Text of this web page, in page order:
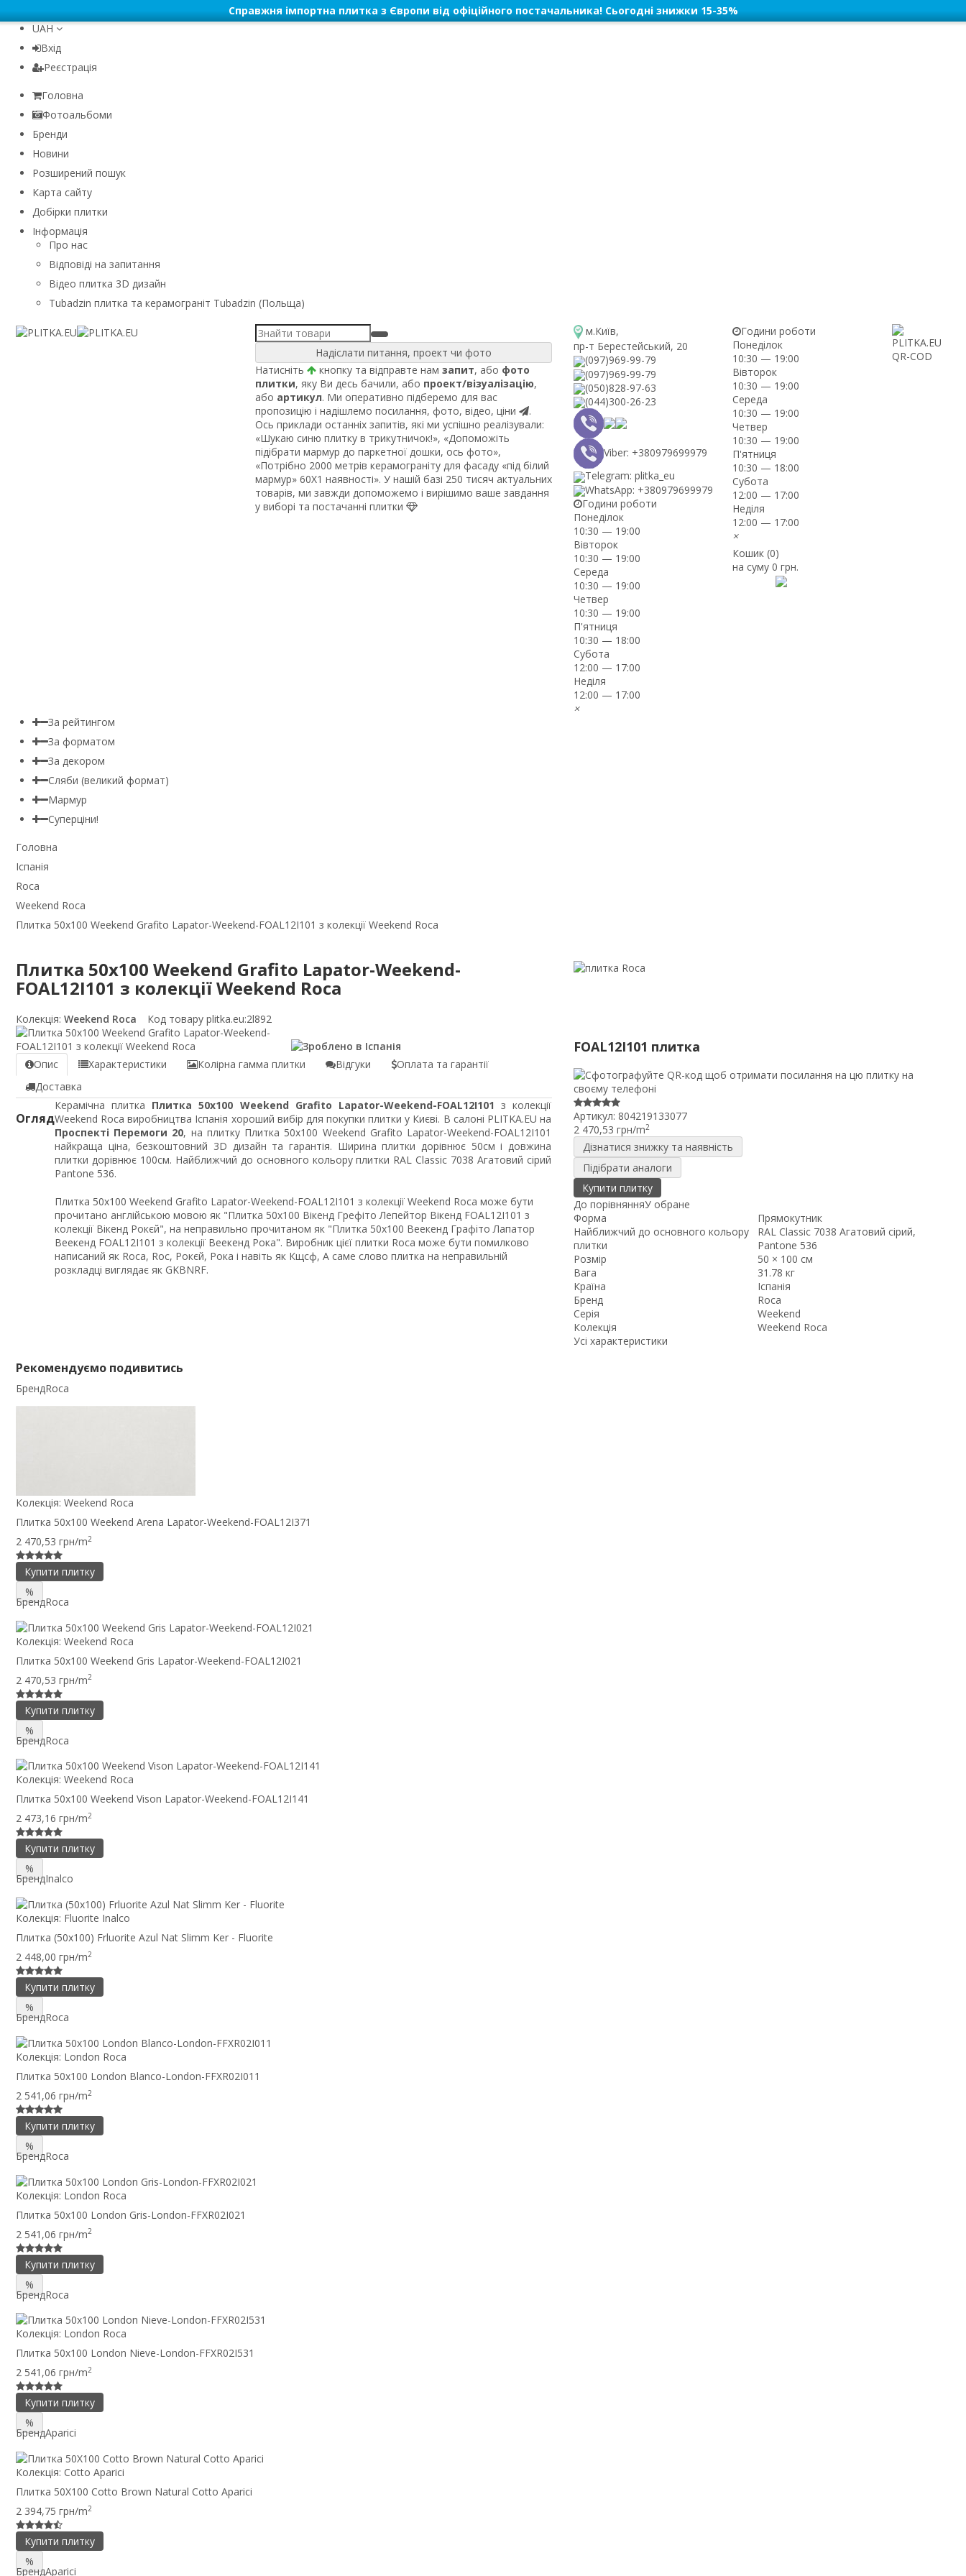
Справжня імпортна плитка з Європи від офіційного постачальника! Сьогодні знижки 15-35%
UAH
Вхід
Реєстрація
Головна
Фотоальбоми
Бренди
Новини
Розширений пошук
Карта сайту
Добірки плитки
Інформація
Про нас
Відповіді на запитання
Відео плитка 3D дизайн
Tubadzin плитка та керамограніт Tubadzin (Польща)
Надіслати питання, проект чи фото
Натисніть
кнопку та відправте нам запит, або фото
плитки, яку Ви десь бачили, або проект/візуалізацію,
або артикул. Ми оперативно підберемо для вас
пропозицію і надішлемо посилання, фото, відео, ціни
.
Ось приклади останніх запитів, які ми успішно реалізували:
«Шукаю синю плитку в трикутничок!», «Допоможіть
підібрати мармур до паркетної дошки, ось фото»,
«Потрібно 2000 метрів керамограніту для фасаду «під білий
мармур» 60Х1 наявності». У нашій базі 250 тисяч актуальних
товарів, ми завжди допоможемо і вирішимо ваше завдання
у виборі та постачанні плитки
м.Київ,
пр-т Берестейський, 20
(097)969-99-79
(097)969-99-79
(050)828-97-63
(044)300-26-23
Viber: +380979699979
Telegram: plitka_eu
WhatsApp: +380979699979
Години роботи
Понеділок
10:30 — 19:00
Вівторок
10:30 — 19:00
Середа
10:30 — 19:00
Четвер
10:30 — 19:00
П'ятниця
10:30 — 18:00
Субота
12:00 — 17:00
Неділя
12:00 — 17:00
×
Години роботи
Понеділок
10:30 — 19:00
Вівторок
10:30 — 19:00
Середа
10:30 — 19:00
Четвер
10:30 — 19:00
П'ятниця
10:30 — 18:00
Субота
12:00 — 17:00
Неділя
12:00 — 17:00
×
Кошик (0)
на суму0 грн.
За рейтингом
За форматом
За декором
Сляби (великий формат)
Мармур
Суперціни!
Головна
Іспанія
Roca
Weekend Roca
Плитка 50x100 Weekend Grafito Lapator-Weekend-FOAL12I101 з колекції Weekend Roca
Плитка 50x100 Weekend Grafito Lapator-Weekend-
FOAL12I101 з колекції Weekend Roca
Колекція: Weekend Roca Код товару plitka.eu:2l892
Опис Характеристики Колірна гамма плитки Відгуки
Оплата та гарантії
Доставка
Огляд
Керамічна плитка Плитка 50x100 Weekend Grafito Lapator-Weekend-FOAL12I101 з колекції
Weekend Roca виробництва Іспанія хороший вибір для покупки плитки у Києві. В салоні PLITKA.EU на
Проспекті Перемоги 20, на плитку Плитка 50x100 Weekend Grafito Lapator-Weekend-FOAL12I101
найкраща ціна, безкоштовний 3D дизайн та гарантія. Ширина плитки дорівнює 50см і довжина
плитки дорівнює 100см. Найближчий до основного кольору плитки RAL Classic 7038 Агатовий сірий
Pantone 536.
Плитка 50x100 Weekend Grafito Lapator-Weekend-FOAL12I101 з колекції Weekend Roca може бути
прочитано англійською мовою як "Плитка 50x100 Вікенд Грефіто Лепейтор Вікенд FOAL12I101 з
колекції Вікенд Рокєй", на неправильно прочитаном як "Плитка 50x100 Веекенд Графіто Лапатор
Веекенд FOAL12I101 з колекції Веекенд Рока". Виробник цієї плитки Roca може бути помилково
написаний як Roca, Roc, Рокєй, Рока і навіть як Кщсф, А саме слово плитка на неправильній
розкладці виглядає як GKBNRF.
FOAL12I101 плитка
Артикул: 804219133077
2 470,53 грн/m2
Дізнатися знижку та наявність
Підібрати аналоги
Купити плитку
До порівнянняУ обране
Форма
Прямокутник
Найближчий до основного кольору
плитки
RAL Classic 7038 Агатовий сірий,
Pantone 536
Розмір
50 × 100 см
Вага
31.78 кг
Країна
Іспанія
Бренд
Roca
Серія
Weekend
Колекція
Weekend Roca
Усі характеристики
Рекомендуємо подивитись
БрендRoca
Колекція: Weekend Roca
Плитка 50x100 Weekend Arena Lapator-Weekend-FOAL12I371
2 470,53 грн/m2
Купити плитку
%
БрендRoca
Колекція: Weekend Roca
Плитка 50x100 Weekend Gris Lapator-Weekend-FOAL12I021
2 470,53 грн/m2
Купити плитку
%
БрендRoca
Колекція: Weekend Roca
Плитка 50x100 Weekend Vison Lapator-Weekend-FOAL12I141
2 473,16 грн/m2
Купити плитку
%
БрендInalco
Колекція: Fluorite Inalco
Плитка (50x100) Frluorite Azul Nat Slimm Ker - Fluorite
2 448,00 грн/m2
Купити плитку
%
БрендRoca
Колекція: London Roca
Плитка 50x100 London Blanco-London-FFXR02I011
2 541,06 грн/m2
Купити плитку
%
БрендRoca
Колекція: London Roca
Плитка 50x100 London Gris-London-FFXR02I021
2 541,06 грн/m2
Купити плитку
%
БрендRoca
Колекція: London Roca
Плитка 50x100 London Nieve-London-FFXR02I531
2 541,06 грн/m2
Купити плитку
%
БрендAparici
Колекція: Cotto Aparici
Плитка 50X100 Cotto Brown Natural Cotto Aparici
2 394,75 грн/m2
Купити плитку
%
БрендAparici